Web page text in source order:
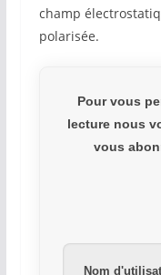
champ
polarisée.
Pour vous
lecture nous
vous
Nom